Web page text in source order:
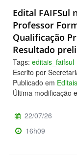
Edital FAIFSul
Professor
Qualificação
Resultado
Tags: editais_faifsul
Escrito por
Publicado em Editais
Última modificação
22/07/26
16h09